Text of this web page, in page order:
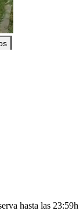
hasta las 23:59h